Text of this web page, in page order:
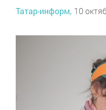
Татар-информ, 10